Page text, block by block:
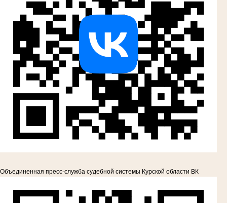
Объединенная пресс-служба судебной системы Курской области ВК